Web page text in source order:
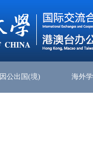
因公出国(境) 海外